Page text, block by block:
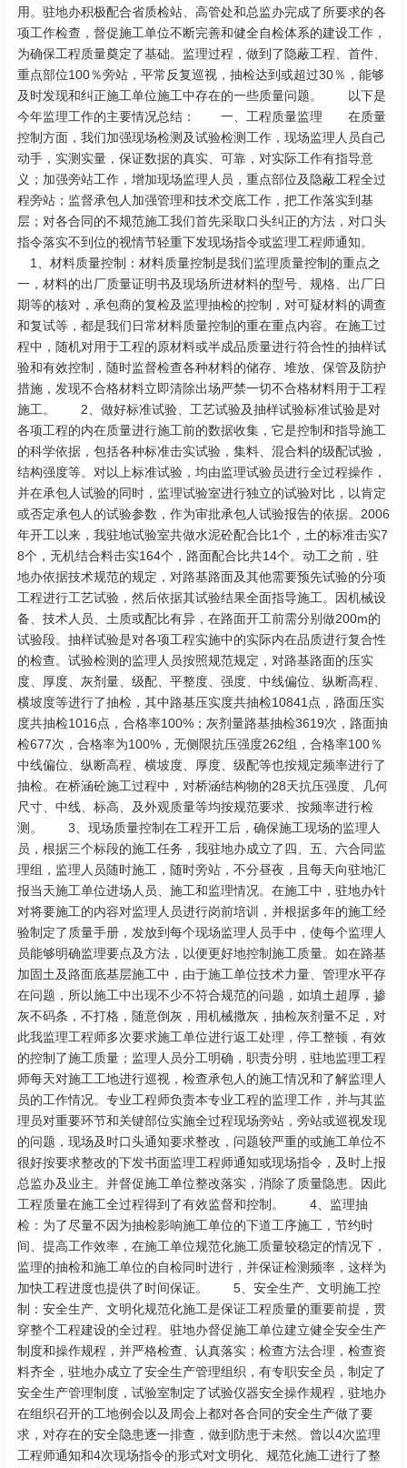
用。驻地办积极配合省质检站、高管处和总监办完成了所要求的各
项工作检查，督促施工单位不断完善和健全自检体系的建设工作，
为确保工程质量奠定了基础。监理过程，做到了隐蔽工程、首件、
重点部位100％旁站，平常反复巡视，抽检达到或超过30％，能够
及时发现和纠正施工单位施工中存在的一些质量问题。 以下是
今年监理工作的主要情况总结： 一、工程质量监理 在质量
控制方面，我们加强现场检测及试验检测工作，现场监理人员自己
动手，实测实量，保证数据的真实、可靠，对实际工作有指导意
义；加强旁站工作，增加现场监理人员，重点部位及隐蔽工程全过
程旁站；监督承包人加强管理和技术交底工作，把工作落实到基
层；对各合同的不规范施工我们首先采取口头纠正的方法，对口头
指令落实不到位的视情节轻重下发现场指令或监理工程师通知。
1、材料质量控制：材料质量控制是我们监理质量控制的重点之
一，材料的出厂质量证明书及现场所进材料的型号、规格、出厂日
期等的核对，承包商的复检及监理抽检的控制，对可疑材料的调查
和复试等，都是我们日常材料质量控制的重在重点内容。在施工过
程中，随机对用于工程的原材料或半成品质量进行符合性的抽样试
验和有效控制，随时监督检查各种材料的储存、堆放、保管及防护
措施，发现不合格材料立即清除出场严禁一切不合格材料用于工程
施工。 2、做好标准试验、工艺试验及抽样试验标准试验是对
各项工程的内在质量进行施工前的数据收集，它是控制和指导施工
的科学依据，包括各种标准击实试验，集料、混合料的级配试验，
结构强度等。对以上标准试验，均由监理试验员进行全过程操作，
并在承包人试验的同时，监理试验室进行独立的试验对比，以肯定
或否定承包人的试验参数，作为审批承包人试验报告的依据。2006
年开工以来，我驻地试验室共做水泥砼配合比1个，土的标准击实7
8个，无机结合料击实164个，路面配合比共14个。动工之前，驻
地办依据技术规范的规定，对路基路面及其他需要预先试验的分项
工程进行工艺试验，然后依据其试验结果全面指导施工。因机械设
备、技术人员、土质或配比有异，在路面开工前需分别做200m的
试验段。抽样试验是对各项工程实施中的实际内在品质进行复合性
的检查。试验检测的监理人员按照规范规定，对路基路面的压实
度、厚度、灰剂量、级配、平整度、强度、中线偏位、纵断高程、
横坡度等进行了抽检，其中路基压实度共抽检10841点，路面压实
度共抽检1016点，合格率100%；灰剂量路基抽检3619次，路面抽
检677次，合格率为100%，无侧限抗压强度262组，合格率100％
中线偏位、纵断高程、横坡度、厚度、级配等也按规定频率进行了
抽检。在桥涵砼施工过程中，对桥涵结构物的28天抗压强度、几何
尺寸、中线、标高、及外观质量等均按规范要求、按频率进行检
测。 3、现场质量控制在工程开工后，确保施工现场的监理人
员，根据三个标段的施工任务，我驻地办成立了四、五、六合同监
理组，监理人员随时施工，随时旁站，不分昼夜，且每天向驻地汇
报当天施工单位进场人员、施工和监理情况。在施工中，驻地办针
对将要施工的内容对监理人员进行岗前培训，并根据多年的施工经
验制定了质量手册，发放到每个现场监理人员手中，使每个监理人
员能够明确监理要点及方法，以便更好地控制施工质量。如在路基
加固土及路面底基层施工中，由于施工单位技术力量、管理水平存
在问题，所以施工中出现不少不符合规范的问题，如填土超厚，掺
灰不码条，不打格，随意倒灰，用机械撒灰，抽检灰剂量不足，对
此我监理工程师多次要求施工单位进行返工处理，停工整顿，有效
的控制了施工质量；监理人员分工明确，职责分明，驻地监理工程
师每天对施工工地进行巡视，检查承包人的施工情况和了解监理人
员的工作情况。专业工程师负责本专业工程的监理工作，并与其监
理员对重要环节和关键部位实施全过程现场旁站，旁站或巡视发现
的问题，现场及时口头通知要求整改，问题较严重的或施工单位不
很好按要求整改的下发书面监理工程师通知或现场指令，及时上报
总监办及业主。并督促施工单位整改落实，消除了质量隐患。因此
工程质量在施工全过程得到了有效监督和控制。 4、监理抽
检：为了尽量不因为抽检影响施工单位的下道工序施工，节约时
间、提高工作效率，在施工单位规范化施工质量较稳定的情况下，
监理的抽检和施工单位的自检同时进行，并保证检测频率，这样为
加快工程进度也提供了时间保证。 5、安全生产、文明施工控
制：安全生产、文明化规范化施工是保证工程质量的重要前提，贯
穿整个工程建设的全过程。驻地办督促施工单位建立健全安全生产
制度和操作规程，并严格检查、认真落实；检查方法合理，检查资
料齐全，驻地办成立了安全生产管理组织，有专职安全员，制定了
安全生产管理制度，试验室制定了试验仪器安全操作规程，驻地办
在组织召开的工地例会以及周会上都对各合同的安全生产做了要
求，对存在的安全隐患逐一排查，做到防患于未然。曾以4次监理
工程师通知和4次现场指令的形式对文明化、规范化施工进行了整